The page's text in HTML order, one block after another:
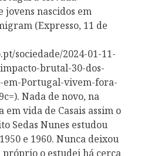
jovens nascidos em
(Expresso, 11 de
sociedade/2024-01-11-
brutal-30-dos-
em-Portugal-vivem-fora-
Nada de novo, na
vida de Casais assim o
Sedas Nunes estudou
e 1960. Nunca deixou
próprio o estudei há cerca